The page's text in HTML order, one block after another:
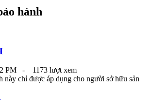
hành
PM -
1173 lượt xem
này chỉ được áp dụng cho người sở hữu sản